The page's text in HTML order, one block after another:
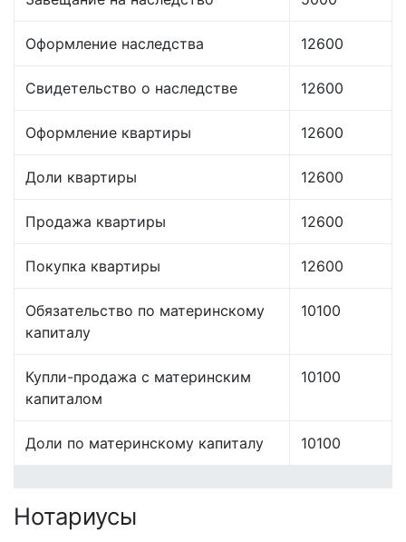
Оформление наследства 12600
Свидетельство о наследстве 12600
Оформление квартиры 12600
Доли квартиры 12600
Продажа квартиры 12600
Покупка квартиры 12600
Обязательство по материнскому
капиталу
10100
Купли-продажа с материнским
капиталом
10100
Доли по материнскому капиталу 10100
Нотариусы